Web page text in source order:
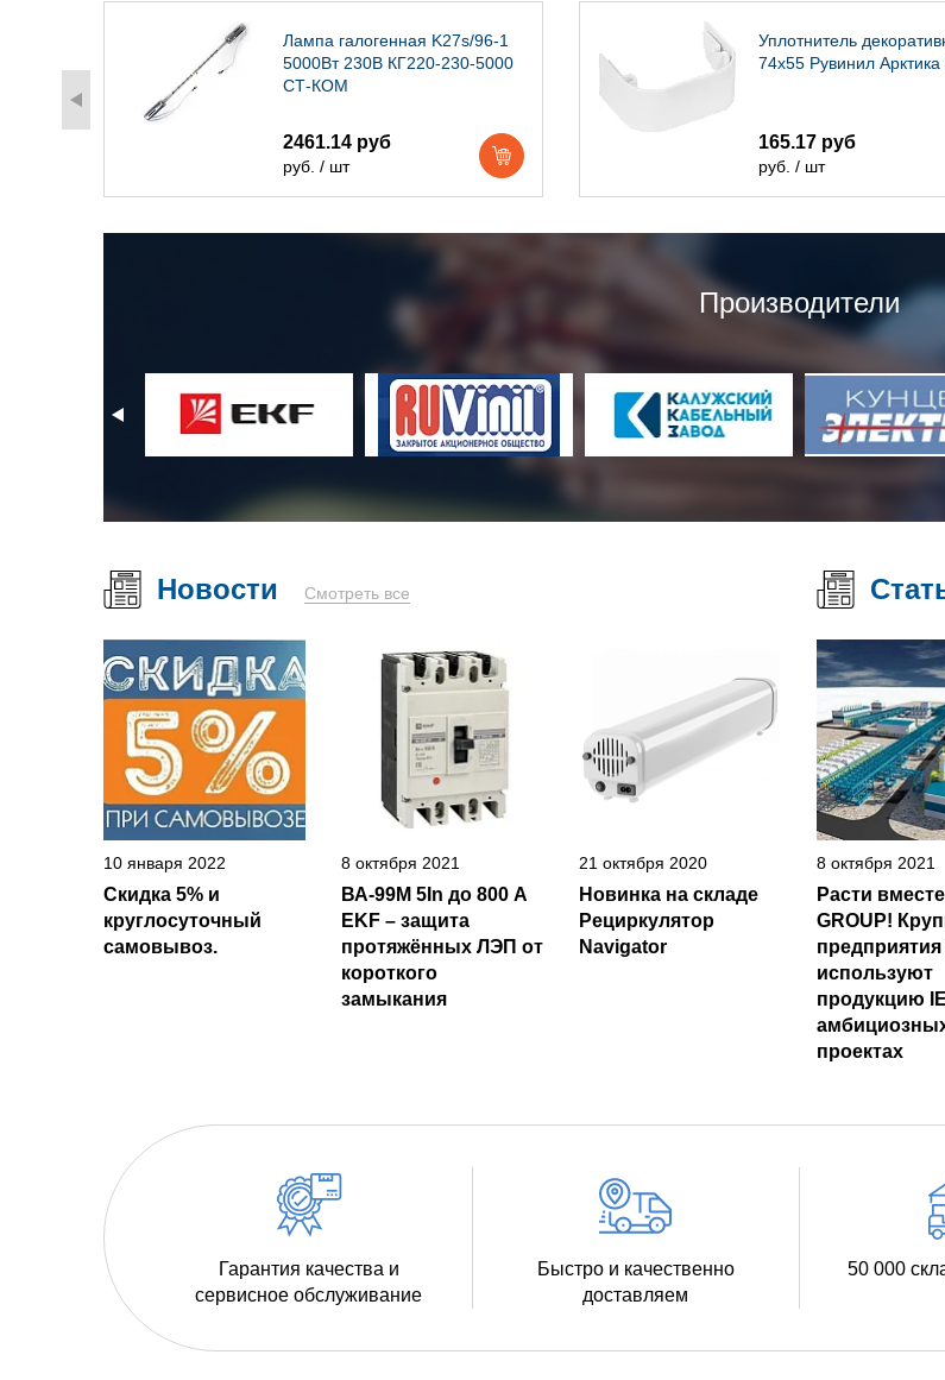
Лампа галогенная K27s/96-1
5000Вт 230В КГ220-230-5000
СТ-КОМ
2461.14 руб
руб. / шт
Уплотнитель
74х55 Рувинил
165.17 руб
руб. / шт
Производители
Новости Смотреть все
10 января 2022
Скидка 5% и
круглосуточный
самовывоз.
8 октября 2021
ВА-99М 5In до 800 А
EKF – защита
протяжённых ЛЭП от
короткого
замыкания
21 октября 2020
Новинка на складе
Рециркулятор
Navigator
8 октября 2021
Расти
GROUP!
используют
продукцию
проектах
Гарантия качества и
сервисное обслуживание
Быстро и качественно
доставляем
50 000